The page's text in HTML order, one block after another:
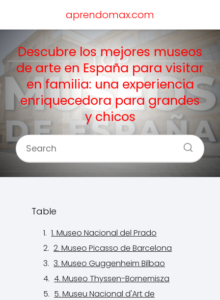
aprendomax.com
Descubre los mejores museos
de arte en España para visitar
en familia: una experiencia
enriquecedora para grandes
y chicos
Table
1. Museo Nacional del Prado
2. Museo Picasso de Barcelona
3. Museo Guggenheim Bilbao
4. Museo Thyssen-Bornemisza
5. Museu Nacional d'Art de